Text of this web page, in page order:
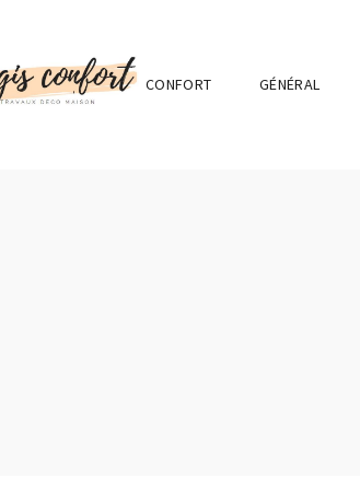
CONFORT GÉNÉRAL